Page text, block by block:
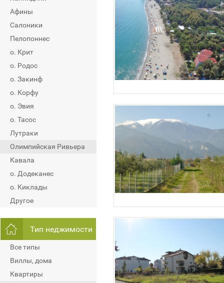
Афины
Салоники
Пелопоннес
о. Крит
о. Родос
о. Закинф
о. Корфу
о. Эвия
о. Тасос
Лутраки
Олимпийская Ривьера
Кавала
о. Додеканес
о. Киклады
Другое
Тип неджимости
Все типы
Виллы, дома
Квартиры